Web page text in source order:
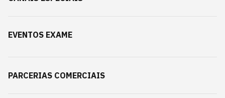
EVENTOS EXAME
PARCERIAS COMERCIAIS